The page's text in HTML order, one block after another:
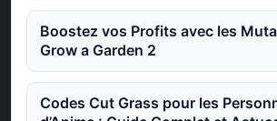
Boostez vos Profits avec les
Grow a Garden 2
Codes Cut Grass pour les